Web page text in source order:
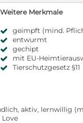
Weitere Merkmale
geimpft (mind.
entwurmt
gechipt
mit EU-
Tierschutzgesetz §11
aktiv, lernwillig